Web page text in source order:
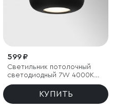
599 ₽
Светильник потолочный
светодиодный 7W 4000K
чёрный
КУПИТЬ